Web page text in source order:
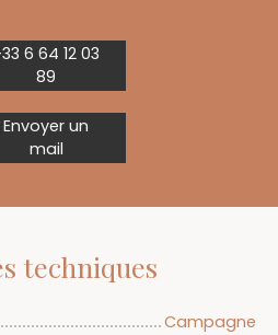
6 64 12 03
89
Envoyer un
mail
techniques
Campagne